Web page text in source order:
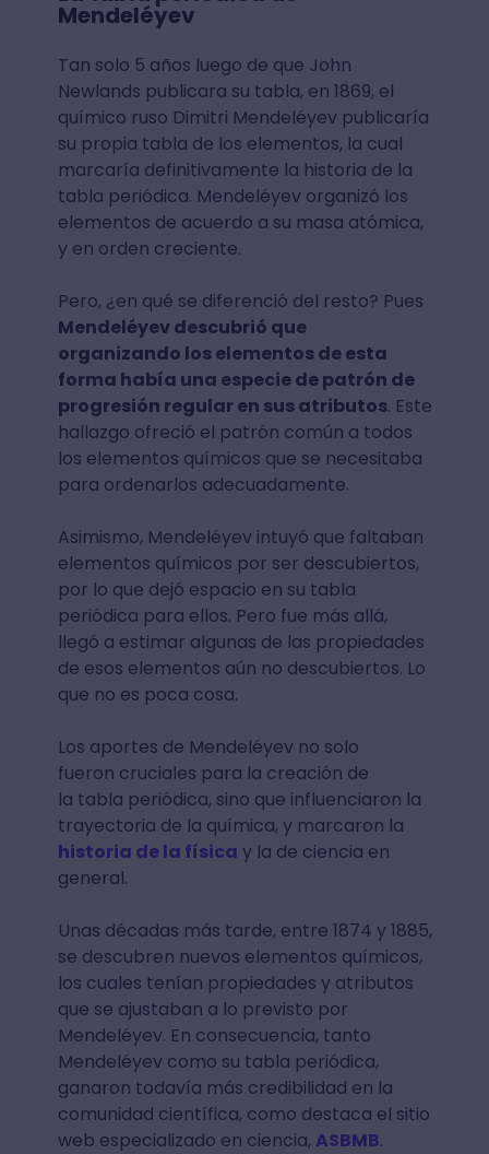
Mendeléyev
Tan solo 5 años luego de que John
Newlands publicara su tabla, en 1869, el
químico ruso Dimitri Mendeléyev publicaría
su propia tabla de los elementos, la cual
marcaría definitivamente la historia de la
tabla periódica. Mendeléyev organizó los
elementos de acuerdo a su masa atómica,
y en orden creciente.
Pero, ¿en qué se diferenció del resto? Pues
Mendeléyev descubrió que
organizando los elementos de esta
forma había una especie de patrón de
progresión regular en sus atributos. Este
hallazgo ofreció el patrón común a todos
los elementos químicos que se necesitaba
para ordenarlos adecuadamente.
Asimismo, Mendeléyev intuyó que faltaban
elementos químicos por ser descubiertos,
por lo que dejó espacio en su tabla
periódica para ellos. Pero fue más allá,
llegó a estimar algunas de las propiedades
de esos elementos aún no descubiertos. Lo
que no es poca cosa.
Los aportes de Mendeléyev no solo
fueron cruciales para la creación de
la tabla periódica, sino que influenciaron la
trayectoria de la química, y marcaron la
historia de la física y la de ciencia en
general.
Unas décadas más tarde, entre 1874 y 1885,
se descubren nuevos elementos químicos,
los cuales tenían propiedades y atributos
que se ajustaban a lo previsto por
Mendeléyev. En consecuencia, tanto
Mendeléyev como su tabla periódica,
ganaron todavía más credibilidad en la
comunidad científica, como destaca el sitio
web especializado en ciencia, ASBMB.